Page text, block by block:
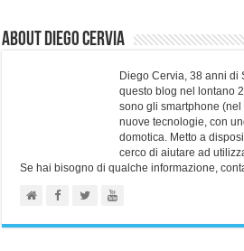
About Diego Cervia
Diego Cervia, 38 anni di
questo blog nel lontano
sono gli smartphone
nuove tecnologie, con
domotica. Metto a
cerco di aiutare ad
Se hai bisogno di qualche informazione,